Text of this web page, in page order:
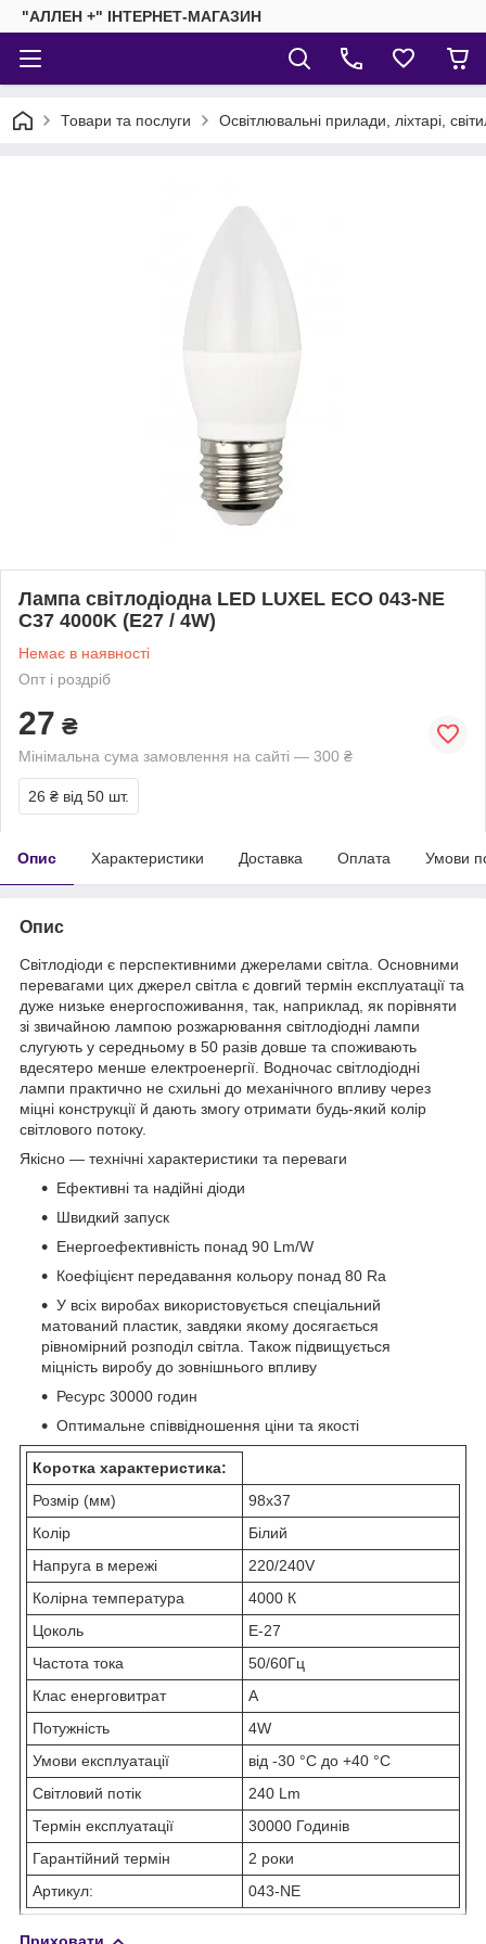
"АЛЛЕН +" ІНТЕРНЕТ-МАГАЗИН
Товари та послуги Освітлювальні прилади, ліхтарі,
Лампа світлодіодна LED LUXEL ECO 043-NE
C37 4000K (E27 / 4W)
Немає в наявності
Опт і роздріб
27 ₴
Мінімальна сума замовлення на сайті — 300 ₴
26 ₴ від 50 шт.
Опис Характеристики Доставка Оплата Умови
Опис
Світлодіоди є перспективними джерелами світла. Основними
перевагами цих джерел світла є довгий термін експлуатації та
дуже низьке енергоспоживання, так, наприклад, як порівняти
зі звичайною лампою розжарювання світлодіодні лампи
слугують у середньому в 50 разів довше та споживають
вдесятеро менше електроенергії. Водночас світлодіодні
лампи практично не схильні до механічного впливу через
міцні конструкції й дають змогу отримати будь-який колір
світлового потоку.
Якісно — технічні характеристики та переваги
Ефективні та надійні діоди
Швидкий запуск
Енергоефективність понад 90 Lm/W
Коефіцієнт передавання кольору понад 80 Ra
У всіх виробах використовується спеціальний
матований пластик, завдяки якому досягається
рівномірний розподіл світла. Також підвищується
міцність виробу до зовнішнього впливу
Ресурс 30000 годин
Оптимальне співвідношення ціни та якості
Коротка характеристика:
Розмір (мм)
98х37
Колір
Білий
Напруга в мережі
220/240V
Колірна температура
4000 К
Цоколь
E-27
Частота тока
50/60Гц
Клас енерговитрат
А
Потужність
4W
Умови експлуатації
від -30 °C до +40 °C
Світловий потік
240 Lm
Термін експлуатації
30000 Годинів
Гарантійний термін
2 роки
Артикул:
043-NE
Приховати